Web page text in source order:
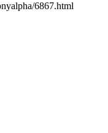
6867.html